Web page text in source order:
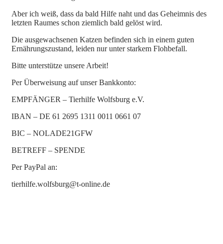
Aber ich weiß, dass da bald Hilfe naht und das Geheimnis des
letzten Raumes schon ziemlich bald gelöst wird.
Die ausgewachsenen Katzen befinden sich in einem guten
Ernährungszustand, leiden nur unter starkem Flohbefall.
Bitte unterstütze unsere Arbeit!
Per Überweisung auf unser Bankkonto:
EMPFÄNGER – Tierhilfe Wolfsburg e.V.
IBAN – DE 61 2695 1311 0011 0661 07
BIC – NOLADE21GFW
BETREFF – SPENDE
Per PayPal an:
tierhilfe.wolfsburg@t-online.de